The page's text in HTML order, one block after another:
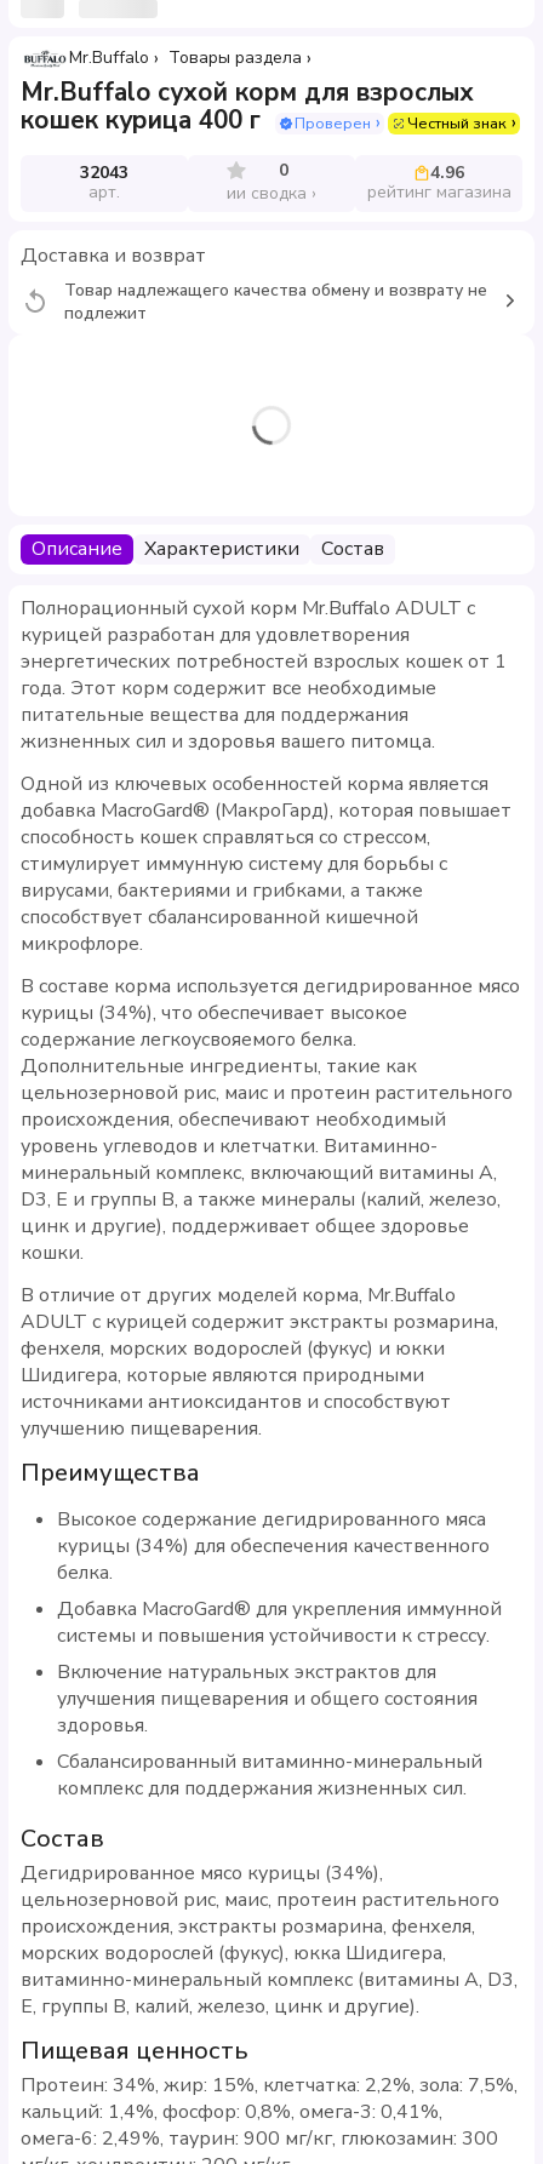
Mr.Buffalo Товары раздела
Mr.Buffalo сухой корм для взрослых
кошек курица 400 г
Проверен Честный знак
32043
арт.
0
ии сводка
4.96
рейтинг магазина
Доставка и возврат
Товар надлежащего качества обмену и возврату не
подлежит
Описание Характеристики Состав
Полнорационный сухой корм Mr.Buffalo ADULT с
курицей разработан для удовлетворения
энергетических потребностей взрослых кошек от 1
года. Этот корм содержит все необходимые
питательные вещества для поддержания
жизненных сил и здоровья вашего питомца.
Одной из ключевых особенностей корма является
добавка MacroGard® (МакроГард), которая повышает
способность кошек справляться со стрессом,
стимулирует иммунную систему для борьбы с
вирусами, бактериями и грибками, а также
способствует сбалансированной кишечной
микрофлоре.
В составе корма используется дегидрированное мясо
курицы (34%), что обеспечивает высокое
содержание легкоусвояемого белка.
Дополнительные ингредиенты, такие как
цельнозерновой рис, маис и протеин растительного
происхождения, обеспечивают необходимый
уровень углеводов и клетчатки. Витаминно-
минеральный комплекс, включающий витамины A,
D3, E и группы B, а также минералы (калий, железо,
цинк и другие), поддерживает общее здоровье
кошки.
В отличие от других моделей корма, Mr.Buffalo
ADULT с курицей содержит экстракты розмарина,
фенхеля, морских водорослей (фукус) и юкки
Шидигера, которые являются природными
источниками антиоксидантов и способствуют
улучшению пищеварения.
Преимущества
Высокое содержание дегидрированного мяса
курицы (34%) для обеспечения качественного
белка.
Добавка MacroGard® для укрепления иммунной
системы и повышения устойчивости к стрессу.
Включение натуральных экстрактов для
улучшения пищеварения и общего состояния
здоровья.
Сбалансированный витаминно-минеральный
комплекс для поддержания жизненных сил.
Состав
Дегидрированное мясо курицы (34%),
цельнозерновой рис, маис, протеин растительного
происхождения, экстракты розмарина, фенхеля,
морских водорослей (фукус), юкка Шидигера,
витаминно-минеральный комплекс (витамины A, D3,
E, группы B, калий, железо, цинк и другие).
Пищевая ценность
Протеин: 34%, жир: 15%, клетчатка: 2,2%, зола: 7,5%,
кальций: 1,4%, фосфор: 0,8%, омега-3: 0,41%,
омега-6: 2,49%, таурин: 900 мг/кг, глюкозамин: 300